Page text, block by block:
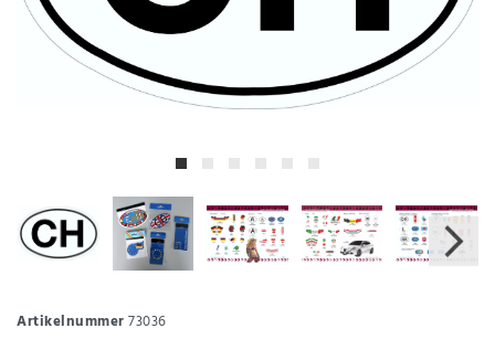
Artikelnummer73036